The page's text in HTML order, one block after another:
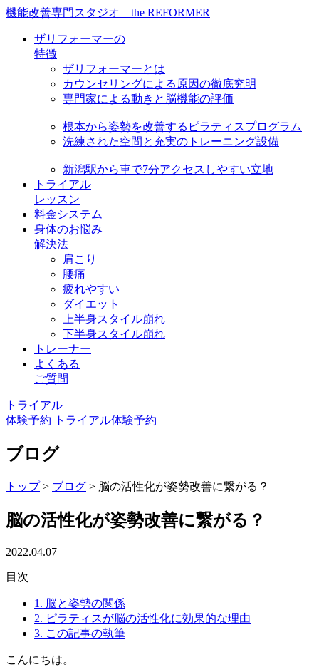
機能改善専門スタジオ the REFORMER
ザリフォーマーの
特徴
ザリフォーマーとは
カウンセリングによる原因の徹底究明
専門家による動きと脳機能の評価
根本から姿勢を改善するピラティスプログラム
洗練された空間と充実のトレーニング設備
新潟駅から車で7分アクセスしやすい立地
トライアル
レッスン
料金システム
身体のお悩み
解決法
肩こり
腰痛
疲れやすい
ダイエット
上半身スタイル崩れ
下半身スタイル崩れ
トレーナー
よくある
ご質問
トライアル
体験予約
トライアル体験予約
ブログ
トップ> ブログ > 脳の活性化が姿勢改善に繋がる？
脳の活性化が姿勢改善に繋がる？
2022.04.07
目次
1. 脳と姿勢の関係
2. ピラティスが脳の活性化に効果的な理由
3. この記事の執筆
こんにちは。